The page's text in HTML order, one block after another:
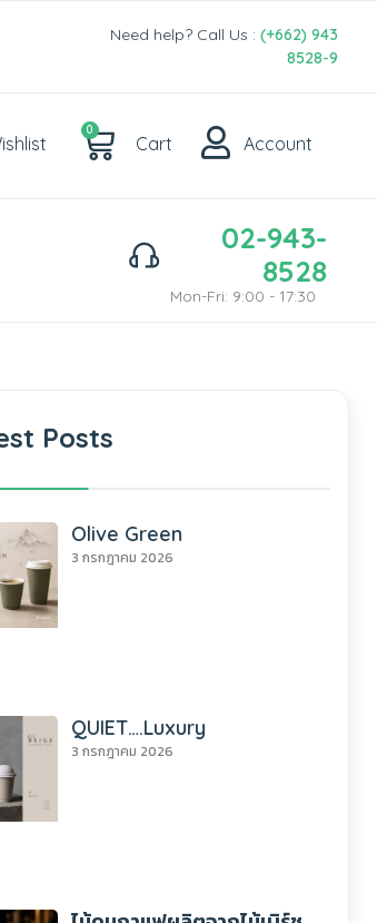
Need help? Call Us : (+662) 943
8528-9
0
Cart Account
02-943-
8528
Mon-Fri: 9:00 - 17:30
Posts
Olive Green
3 กรกฎาคม 2026
QUIET….Luxury
3 กรกฎาคม 2026